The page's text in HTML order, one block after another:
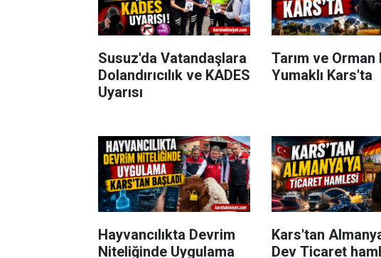
Susuz'da Vatandaşlara
Dolandırıcılık ve KADES
Uyarısı
Tarım ve Orman
Yumaklı Kars'ta
Hayvancılıkta Devrim
Niteliğinde Uygulama
Kars'tan
Dev Ticaret